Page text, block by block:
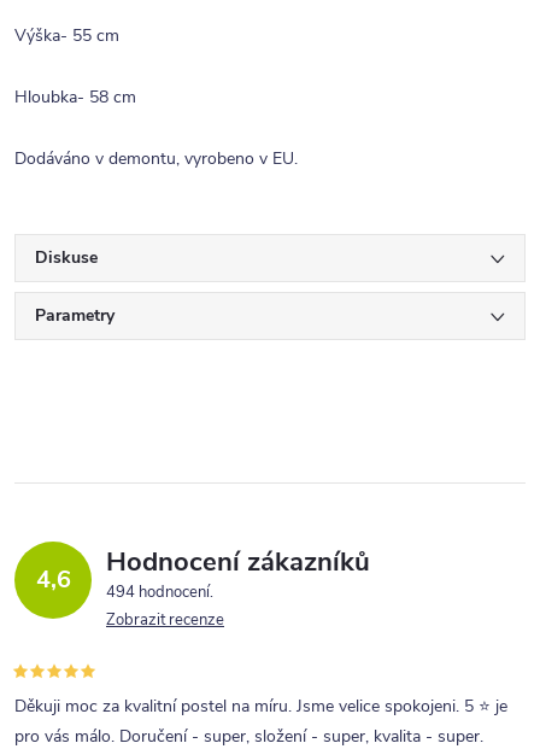
Výška- 55 cm
Hloubka- 58 cm
Dodáváno v demontu, vyrobeno v EU.
Diskuse
Parametry
4,6 Hodnocení zákazníků
494 hodnocení
Zobrazit recenze
Děkuji moc za kvalitní postel na míru. Jsme velice spokojeni. 5 ⭐ je
pro vás málo. Doručení - super, složení - super, kvalita - super.